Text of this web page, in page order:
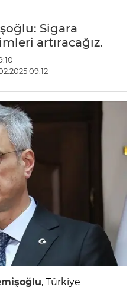
Sigara
artıracağız.
09:12
, Türkiye